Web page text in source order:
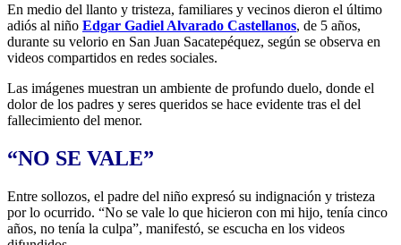
En medio del llanto y tristeza, familiares y vecinos dieron el último
adiós al niño Edgar Gadiel Alvarado Castellanos, de 5 años,
durante su velorio en San Juan Sacatepéquez, según se observa en
videos compartidos en redes sociales.
Las imágenes muestran un ambiente de profundo duelo, donde el
dolor de los padres y seres queridos se hace evidente tras el del
fallecimiento del menor.
“NO SE VALE”
Entre sollozos, el padre del niño expresó su indignación y tristeza
por lo ocurrido. “No se vale lo que hicieron con mi hijo, tenía cinco
años, no tenía la culpa”, manifestó, se escucha en los videos